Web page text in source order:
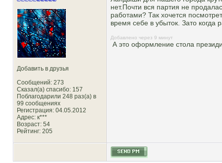
Добавить в друзья
Сообщений: 273
Сказал(а) спасибо: 157
Поблагодарили 248 раз(а) в
99 сообщениях
Регистрация: 04.05.2012
Адрес: к***
Возраст: 54
Рейтинг: 205
нет.Почти вся партия не
работами? Так хочется
время себе в убыток. Зато
Добавлено через 9 минут
А это оформление стола